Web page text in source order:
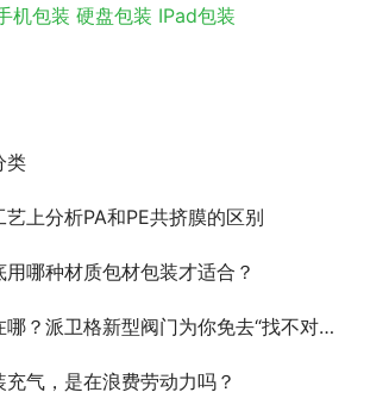
机包装 硬盘包装 IPad包装
类
艺上分析PA和PE共挤膜的区别
哪种材质包材包装才适合？
派卫格新型阀门为你免去“找不对口”的麻烦
气，是在浪费劳动力吗？